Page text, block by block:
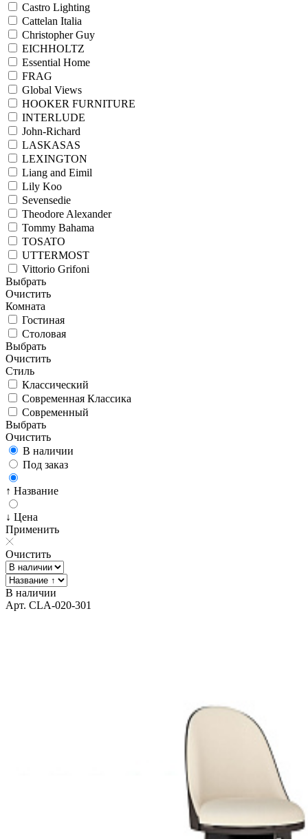
Castro Lighting
Cattelan Italia
Christopher Guy
EICHHOLTZ
Essential Home
FRAG
Global Views
HOOKER FURNITURE
INTERLUDE
John-Richard
LASKASAS
LEXINGTON
Liang and Eimil
Lily Koo
Sevensedie
Theodore Alexander
Tommy Bahama
TOSATO
UTTERMOST
Vittorio Grifoni
Выбрать
Очистить
Комната
Гостиная
Столовая
Выбрать
Очистить
Стиль
Классический
Современная Классика
Современный
Выбрать
Очистить
В наличии
Под заказ
↑ Название
↓ Цена
Применить
Очистить
В наличии
Арт. CLA-020-301